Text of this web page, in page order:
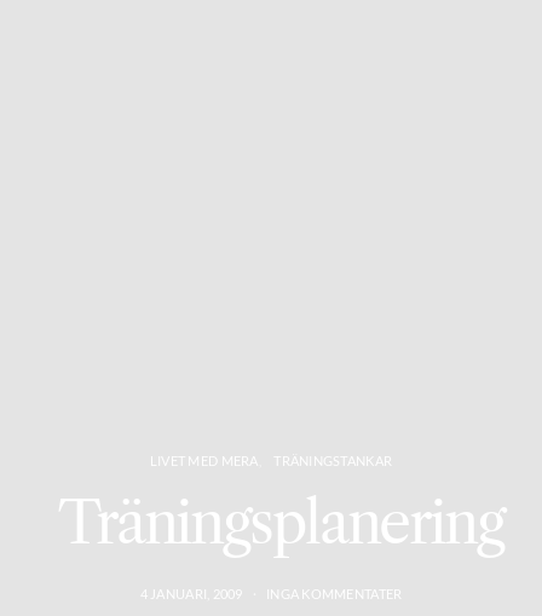
LIVET MED MERA TRÄNINGSTANKAR
Träningsplanering
4 JANUARI, 2009 INGA KOMMENTATER